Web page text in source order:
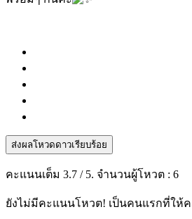
ส่งผลโหวดดาวเรียบร้อย
คะแนนเต็ม 3.7 / 5. จำนวนผู้โหวต : 6
ยังไม่มีคะแนนโหวต! เป็นคนแรกที่ให้